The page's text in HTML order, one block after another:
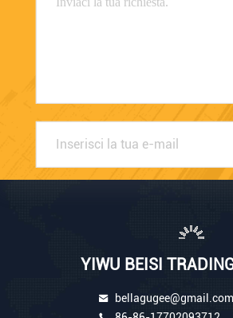
YIWU BEISI
bellagugee@gmail.com